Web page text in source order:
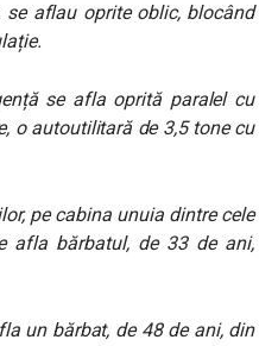
aflau oprite oblic, blocând
se afla oprită paralel cu
o autoutilitară de 3,5 tone cu
pe cabina unuia dintre cele
afla bărbatul, de 33 de ani,
un bărbat, de 48 de ani, din